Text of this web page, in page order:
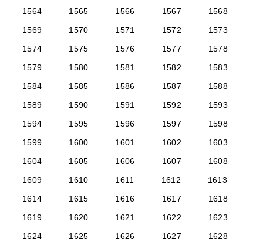
1564
1565 1566 1567
1568
1569
1570 1571 1572
1573
1574
1575 1576 1577
1578
1579
1580 1581 1582
1583
1584
1585 1586 1587
1588
1589
1590 1591 1592
1593
1594
1595 1596 1597
1598
1599
1600 1601 1602
1603
1604
1605 1606 1607
1608
1609
1610 1611 1612
1613
1614
1615 1616 1617
1618
1619
1620 1621 1622
1623
1624
1625 1626 1627
1628